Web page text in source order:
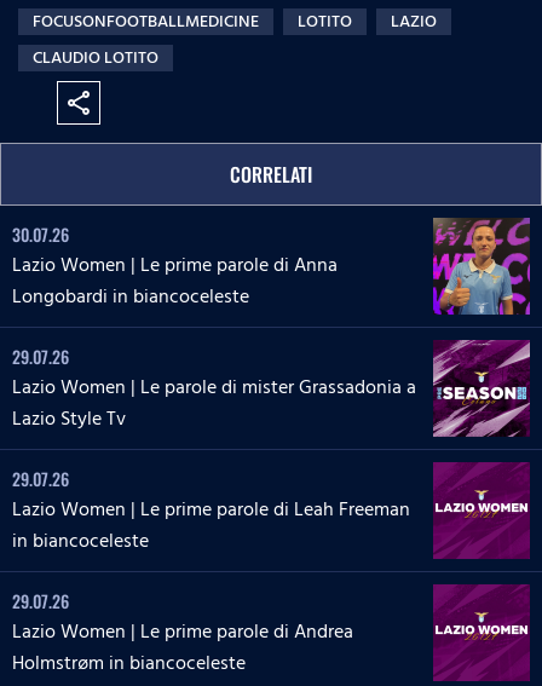
FOCUSONFOOTBALLMEDICINE LOTITO
LAZIO
CLAUDIO LOTITO
share
CORRELATI
30.07.26
Lazio Women | Le prime parole di Anna
Longobardi in biancoceleste
29.07.26
Lazio Women | Le parole di mister Grassadonia a
Lazio Style Tv
29.07.26
Lazio Women | Le prime parole di Leah Freeman
in biancoceleste
29.07.26
Lazio Women | Le prime parole di Andrea
Holmstrøm in biancoceleste